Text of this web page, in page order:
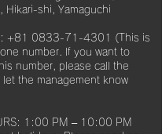
Hikari-shi, Yamaguchi
+81 0833-71-4301
(This is
number. If you want to
number, please call the
let the management know
1:00 PM – 10:00 PM